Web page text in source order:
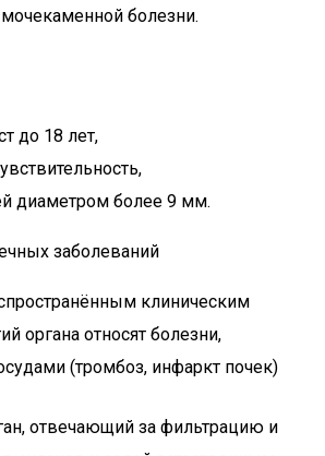
болезни.
до 18 лет,
диаметром более 9 мм.
заболеваний
клиническим
органа относят болезни,
(тромбоз, инфаркт почек)
отвечающий за фильтрацию и